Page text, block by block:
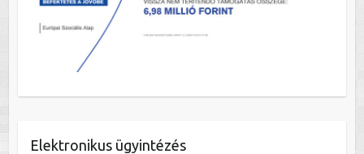
Elektronikus ügyintézés